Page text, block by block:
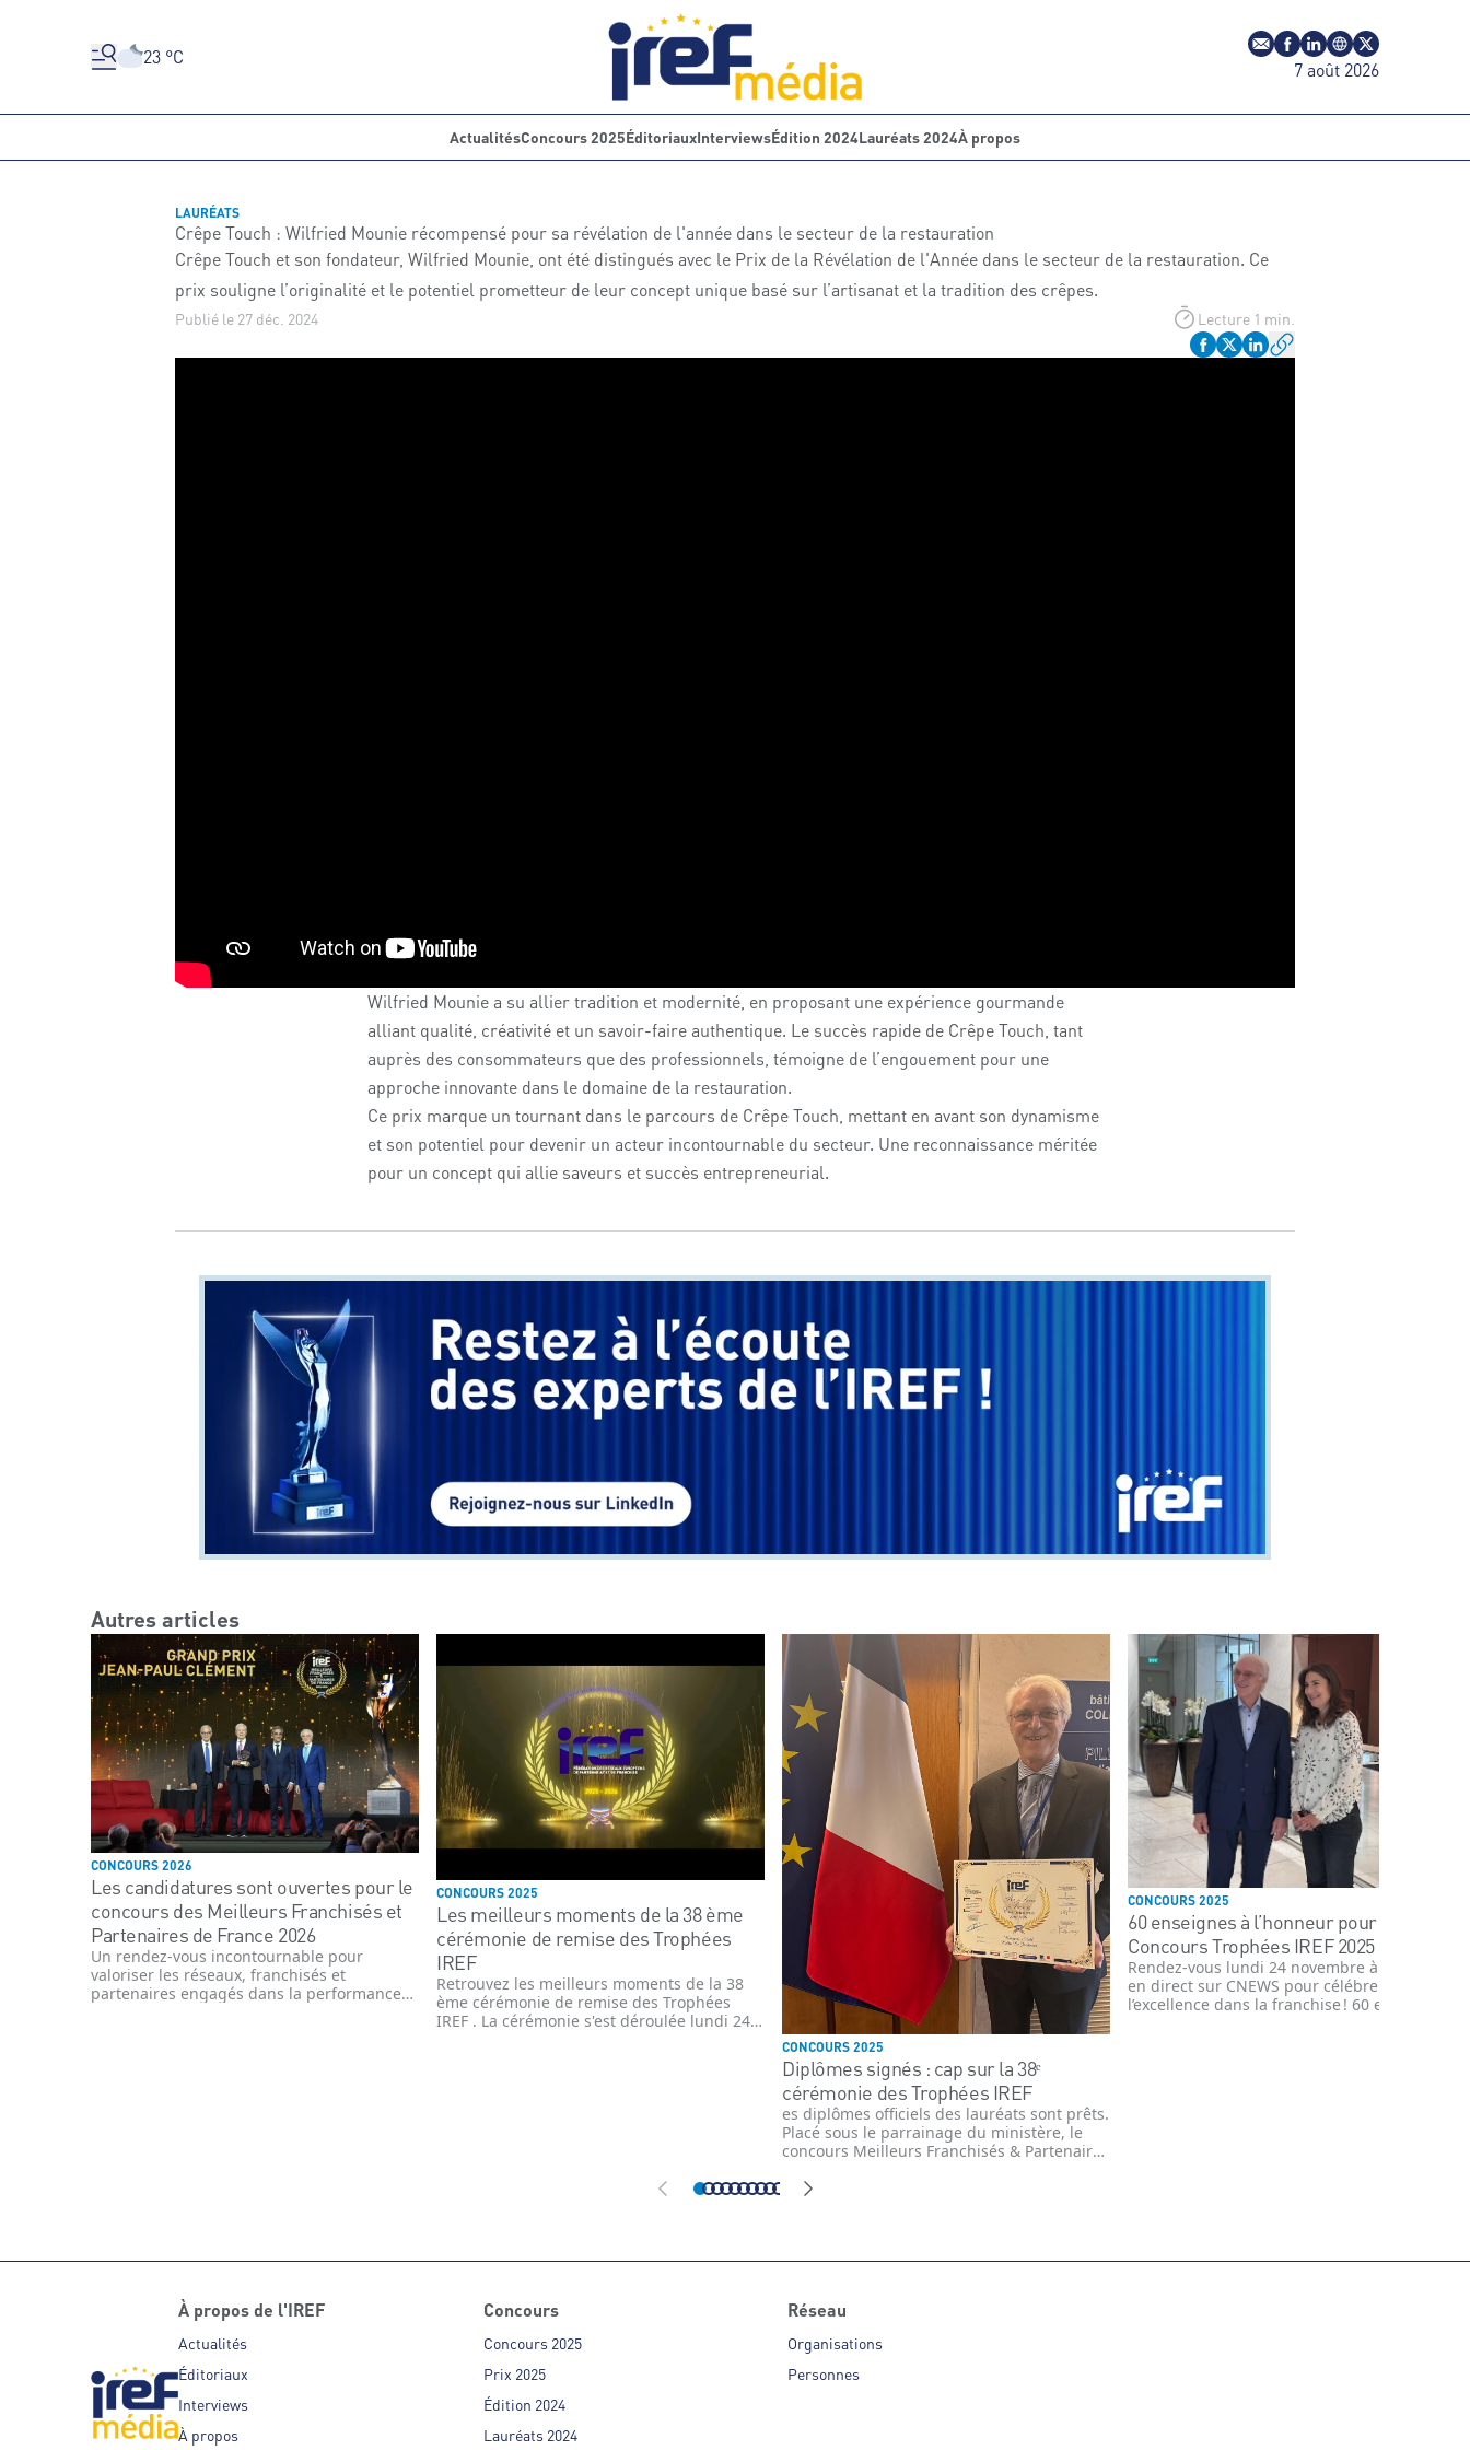
23 °C
E-mailProfil Facebook
Profil LinkedIn
Site webProfil Twitter
7 août 2026
ActualitésConcours 2025ÉditoriauxInterviewsÉdition 2024Lauréats 2024À propos
LAURÉATS
Crêpe Touch : Wilfried Mounie récompensé pour sa révélation de l'année dans le secteur de la restauration
Crêpe Touch et son fondateur, Wilfried Mounie, ont été distingués avec le Prix de la Révélation de l'Année dans le secteur de la restauration. Ce
prix souligne l’originalité et le potentiel prometteur de leur concept unique basé sur l’artisanat et la tradition des crêpes.
Publié le 27 déc. 2024 Lecture 1 min.
Wilfried Mouniea su allier tradition et modernité, en proposant une expérience gourmande
alliant qualité, créativité et un savoir-faire authentique. Le succès rapide de Crêpe Touch , tant
auprès des consommateurs que des professionnels, témoigne de l’engouement pour une
approche innovante dans le domaine de la restauration.
Ce prix marque un tournant dans le parcours de Crêpe Touch, mettant en avant son dynamisme
et son potentiel pour devenir un acteur incontournable du secteur. Une reconnaissance méritée
pour un concept qui allie saveurs et succès entrepreneurial.
Autres articles
CONCOURS 2026
Les candidatures sont ouvertes pour le
concours des Meilleurs Franchisés et
Partenaires de France 2026
Un rendez-vous incontournable pour
valoriser les réseaux, franchisés et
partenaires engagés dans la performance
CONCOURS 2025
Les meilleurs moments de la 38 ème
cérémonie de remise des Trophées
IREF
Retrouvez les meilleurs moments de la 38
ème cérémonie de remise des Trophées
IREF . La cérémonie s'est déroulée lundi 24
CONCOURS 2025
Diplômes signés : cap sur la 38ᵉ
cérémonie des Trophées IREF
es diplômes officiels des lauréats sont prêts.
Placé sous le parrainage du ministère, le
concours Meilleurs Franchisés & Partenaires
pour l’ensemble du secteur.
CONCOURS 2025
60 enseignes à l’honneur pour le
Concours Trophées IREF 2025
Rendez-vous lundi 24 novembre à Paris ou
en direct sur CNEWS pour célébrer
l’excellence dans la franchise ! 60 enseignes
À propos de l'IREF
Actualités
Éditoriaux
Interviews
À propos
Concours
Concours 2025
Prix 2025
Édition 2024
Lauréats 2024
Réseau
Organisations
Personnes